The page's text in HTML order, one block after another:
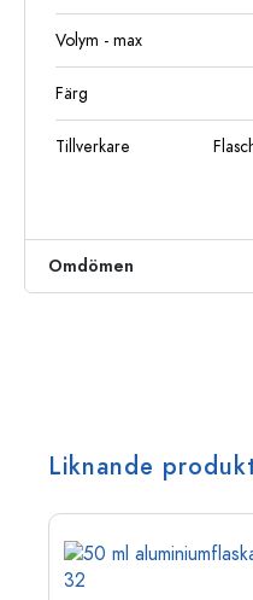
Volym - max
Färg
Tillverkare
Omdömen
Liknande